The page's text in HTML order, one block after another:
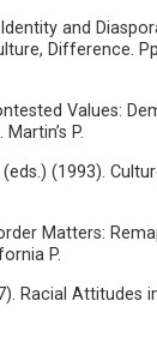
and
Difference.
Values:
P.
(eds.) (1993).
Matters:
P.
Racial Attitudes